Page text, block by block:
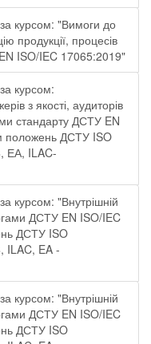
курсом: "Вимоги до
продукції, процесів
ISO/IEC 17065:2019"
курсом:
з якості, аудиторів
стандарту ДСТУ EN
положень ДСТУ ISO
ЕА, ILAC-
курсом: "Внутрішній
ДСТУ EN ISO/IEC
ДСТУ ISO
ILAC, EA -
курсом: "Внутрішній
ДСТУ EN ISO/IEC
ДСТУ ISO